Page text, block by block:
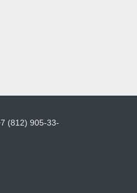
(812) 905-33-